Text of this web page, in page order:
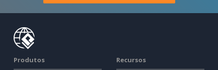
Produtos Recursos